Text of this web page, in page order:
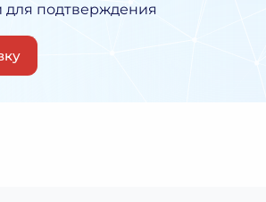
для подтверждения